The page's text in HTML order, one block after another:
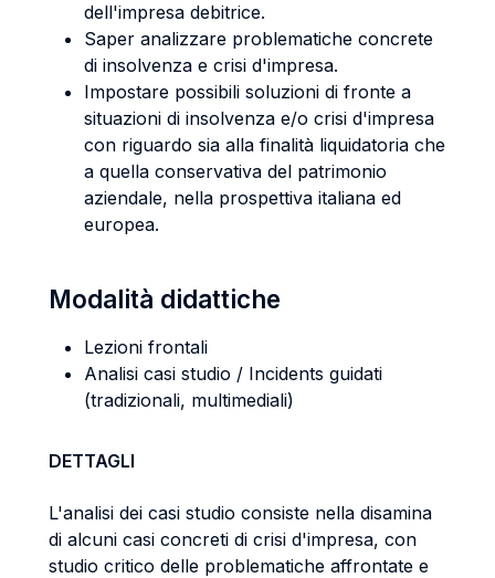
dell'impresa debitrice.
Saper analizzare problematiche concrete
di insolvenza e crisi d'impresa.
Impostare possibili soluzioni di fronte a
situazioni di insolvenza e/o crisi d'impresa
con riguardo sia alla finalità liquidatoria che
a quella conservativa del patrimonio
aziendale, nella prospettiva italiana ed
europea.
Modalità didattiche
Lezioni frontali
Analisi casi studio / Incidents guidati
(tradizionali, multimediali)
DETTAGLI
L'analisi dei casi studio consiste nella disamina
di alcuni casi concreti di crisi d'impresa, con
studio critico delle problematiche affrontate e